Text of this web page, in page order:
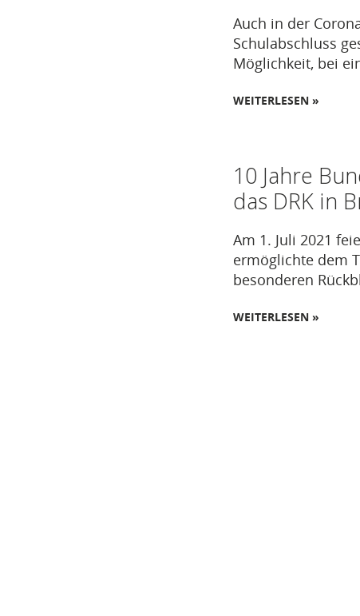
Auch in der
Schulabschluss
Möglichkeit, bei
WEITERLESEN »
10 Jahre
das DRK in
Am 1. Juli 2021
ermöglichte dem
besonderen
WEITERLESEN »